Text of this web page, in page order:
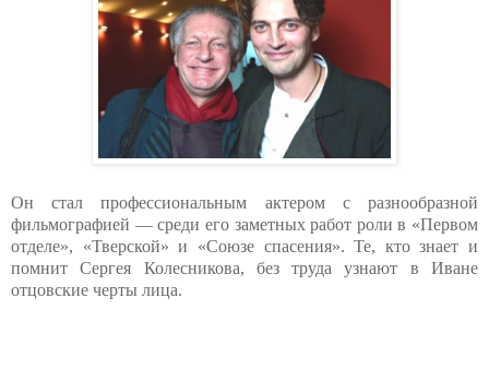
Он стал профессиональным актером с разнообразной
фильмографией — среди его заметных работ роли в «Первом
отделе», «Тверской» и «Союзе спасения». Те, кто знает и
помнит Сергея Колесникова, без труда узнают в Иване
отцовские черты лица.